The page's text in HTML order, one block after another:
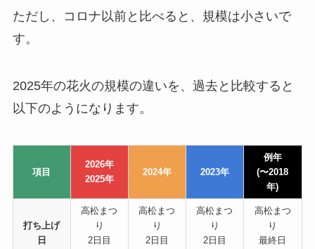
ただし、コロナ以前と比べると、規模は小さいで
す。
2025年の花火の規模の違いを、過去と比較すると
以下のようになります。
項目
2026年
2025年
2024年 2023年
例年
(〜2018
年)
打ち上げ
日
高松まつ
り
2日目
高松まつ
り
2日目
高松まつ
り
2日目
高松まつ
り
最終日